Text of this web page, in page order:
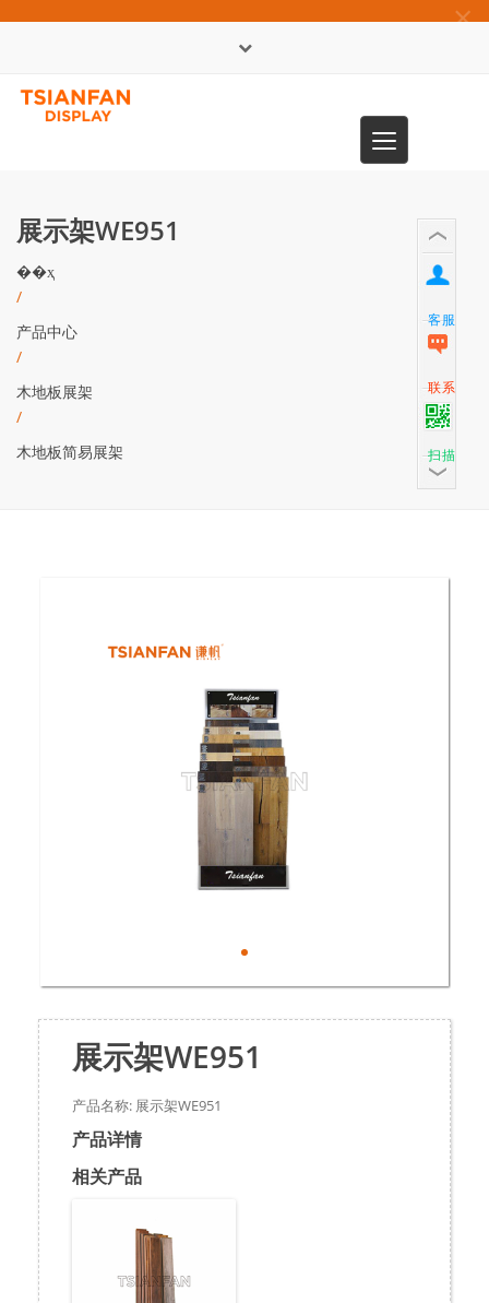
×
Toggle
navigation
展示架WE951
��ҳ
/
产品中心
/
木地板展架
/
木地板简易展架
展示架WE951
产品名称: 展示架WE951
产品详情
相关产品
客服
联系
扫描